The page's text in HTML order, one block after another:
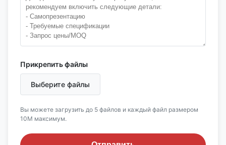
Прикрепить файлы
Выберите файлы
Вы можете загрузить до 5 файлов и каждый файл размером
10M максимум.